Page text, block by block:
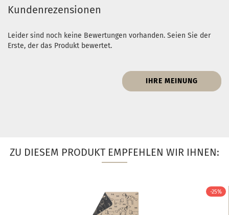
Kundenrezensionen
Leider sind noch keine Bewertungen vorhanden. Seien Sie der
Erste, der das Produkt bewertet.
IHRE MEINUNG
ZU DIESEM PRODUKT EMPFEHLEN WIR IHNEN:
-25%